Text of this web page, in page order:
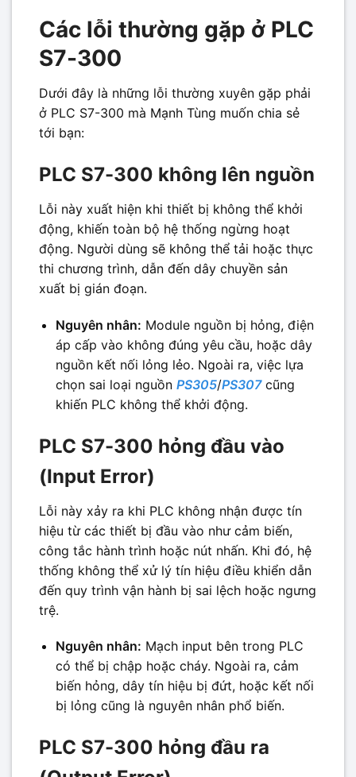
Các lỗi thường gặp ở PLC
S7-300
Dưới đây là những lỗi thường xuyên gặp phải
ở PLC S7-300 mà Mạnh Tùng muốn chia sẻ
tới bạn:
PLC S7-300 không lên nguồn
Lỗi này xuất hiện khi thiết bị không thể khởi
động, khiến toàn bộ hệ thống ngừng hoạt
động. Người dùng sẽ không thể tải hoặc thực
thi chương trình, dẫn đến dây chuyền sản
xuất bị gián đoạn.
Nguyên nhân: Module nguồn bị hỏng, điện
áp cấp vào không đúng yêu cầu, hoặc dây
nguồn kết nối lỏng lẻo. Ngoài ra, việc lựa
chọn sai loại nguồn PS305/PS307cũng
khiến PLC không thể khởi động.
PLC S7-300 hỏng đầu vào
(Input Error)
Lỗi này xảy ra khi PLC không nhận được tín
hiệu từ các thiết bị đầu vào như cảm biến,
công tắc hành trình hoặc nút nhấn. Khi đó, hệ
thống không thể xử lý tín hiệu điều khiển dẫn
đến quy trình vận hành bị sai lệch hoặc ngưng
trệ.
Nguyên nhân: Mạch input bên trong PLC
có thể bị chập hoặc cháy. Ngoài ra, cảm
biến hỏng, dây tín hiệu bị đứt, hoặc kết nối
bị lỏng cũng là nguyên nhân phổ biến.
PLC S7-300 hỏng đầu ra